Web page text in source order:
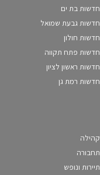
חדשות בת ים
חדשות גבעת שמואל
חדשות חולון
חדשות פתח תקווה
חדשות ראשון לציון
חדשות רמת גן
קהילה
תחבורה
תיירות ונופש